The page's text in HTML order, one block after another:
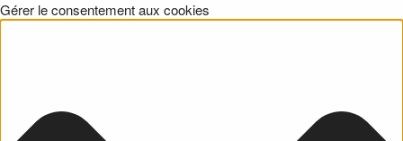
Gérer le consentement aux cookies